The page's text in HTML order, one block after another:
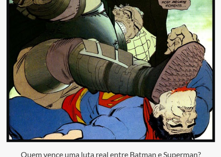
Quem vence uma luta real entre Batman e Superman?